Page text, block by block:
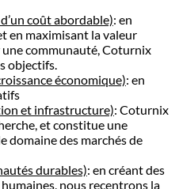
coût abordable): en
en maximisant la valeur
communauté, Coturnix
objectifs.
économique): en
et infrastructure): Coturnix
et constitue une
domaine des marchés de
durables): en créant des
nous recentrons la